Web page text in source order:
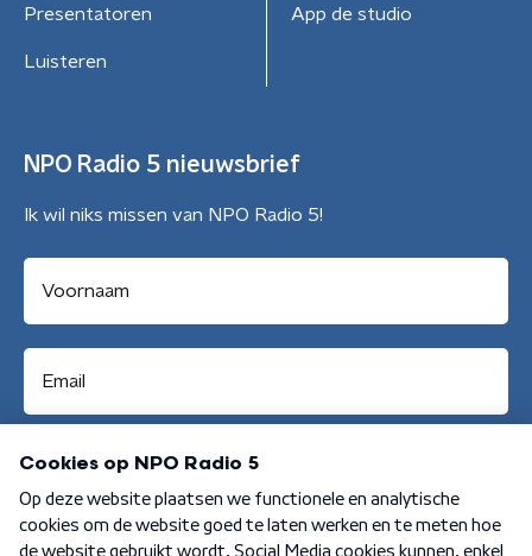
Presentatoren
Luisteren
App de studio
NPO Radio 5 nieuwsbrief
Ik wil niks missen van NPO Radio 5!
Aanmelden